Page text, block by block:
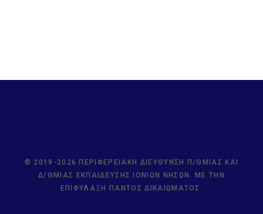
© 2019-2026 ΠΕΡΙΦΕΡΕΙΑΚΉ ΔΙΕΎΘΥΝΣΗ Π/ΘΜΙΑΣ ΚΑΙ
Δ/ΘΜΙΑΣ ΕΚΠΑΊΔΕΥΣΗΣ ΙΟΝΊΩΝ ΝΉΣΩΝ. ΜΕ ΤΗΝ
ΕΠΙΦΎΛΑΞΗ ΠΑΝΤΌΣ ΔΙΚΑΙΏΜΑΤΟΣ.